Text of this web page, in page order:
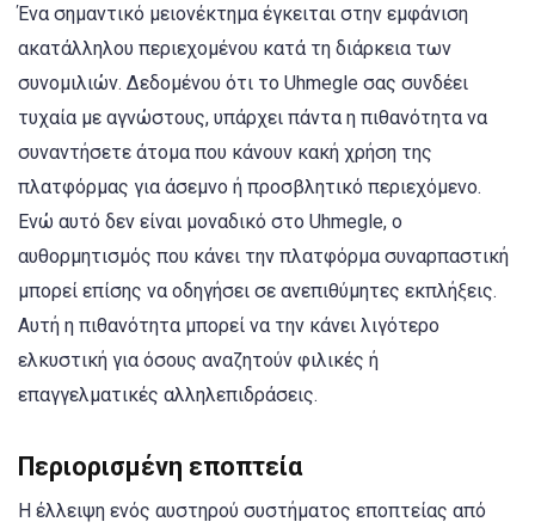
Ένα σημαντικό μειονέκτημα έγκειται στην εμφάνιση
ακατάλληλου περιεχομένου κατά τη διάρκεια των
συνομιλιών. Δεδομένου ότι το Uhmegle σας συνδέει
τυχαία με αγνώστους, υπάρχει πάντα η πιθανότητα να
συναντήσετε άτομα που κάνουν κακή χρήση της
πλατφόρμας για άσεμνο ή προσβλητικό περιεχόμενο.
Ενώ αυτό δεν είναι μοναδικό στο Uhmegle, ο
αυθορμητισμός που κάνει την πλατφόρμα συναρπαστική
μπορεί επίσης να οδηγήσει σε ανεπιθύμητες εκπλήξεις.
Αυτή η πιθανότητα μπορεί να την κάνει λιγότερο
ελκυστική για όσους αναζητούν φιλικές ή
επαγγελματικές αλληλεπιδράσεις.
Περιορισμένη εποπτεία
Η έλλειψη ενός αυστηρού συστήματος εποπτείας από